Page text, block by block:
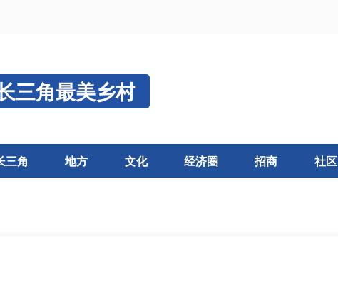
三角最美乡村
三角 地方 文化 经济圈 招商 社区